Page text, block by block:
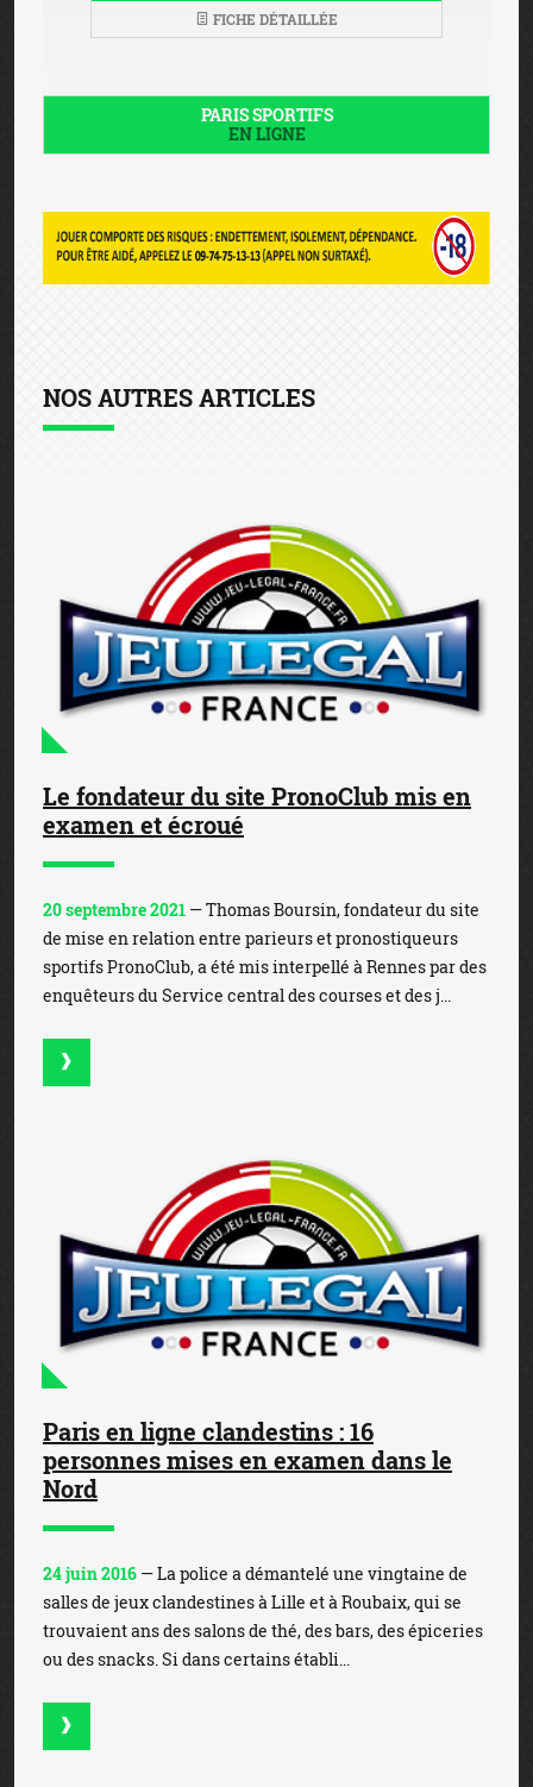
FICHE DÉTAILLÉE
PARIS SPORTIFS
EN LIGNE
NOS AUTRES ARTICLES
Le fondateur du site PronoClub mis en
examen et écroué
20 septembre 2021 — Thomas Boursin, fondateur du site
de mise en relation entre parieurs et pronostiqueurs
sportifs PronoClub, a été mis interpellé à Rennes par des
enquêteurs du Service central des courses et des j...
Paris en ligne clandestins : 16
personnes mises en examen dans le
Nord
24 juin 2016 — La police a démantelé une vingtaine de
salles de jeux clandestines à Lille et à Roubaix, qui se
trouvaient ans des salons de thé, des bars, des épiceries
ou des snacks. Si dans certains établi...